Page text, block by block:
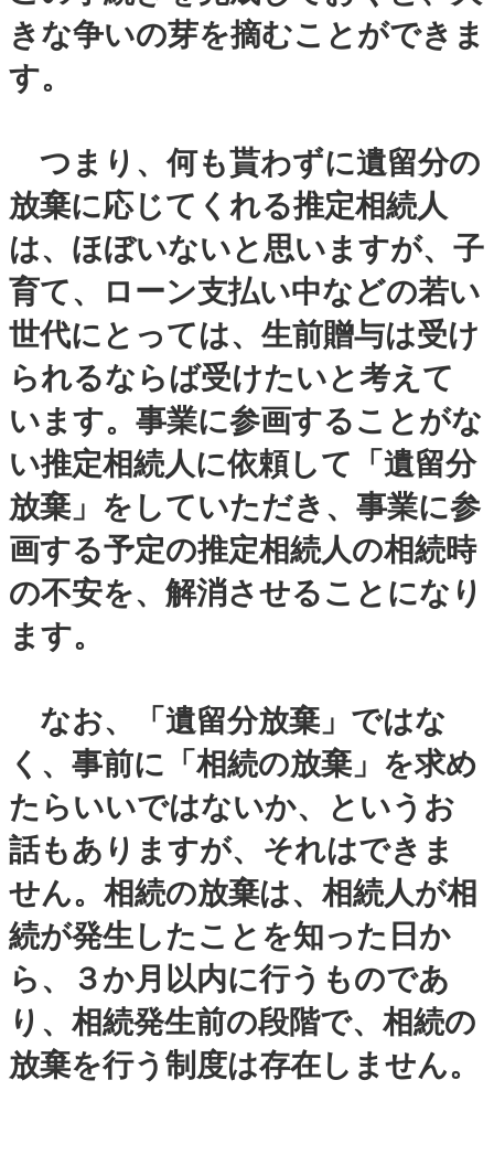
きな争いの芽を摘むことができま
す。
つまり、何も貰わずに遺留分の
放棄に応じてくれる推定相続人
は、ほぼいないと思いますが、子
育て、ローン支払い中などの若い
世代にとっては、生前贈与は受け
られるならば受けたいと考えて
います。事業に参画することがな
い推定相続人に依頼して「遺留分
放棄」をしていただき、事業に参
画する予定の推定相続人の相続時
の不安を、解消させることになり
ます。
なお、「遺留分放棄」ではな
く、事前に「相続の放棄」を求め
たらいいではないか、というお
話もありますが、それはできま
せん。相続の放棄は、相続人が相
続が発生したことを知った日か
ら、３か月以内に行うものであ
り、相続発生前の段階で、相続の
放棄を行う制度は存在しません。